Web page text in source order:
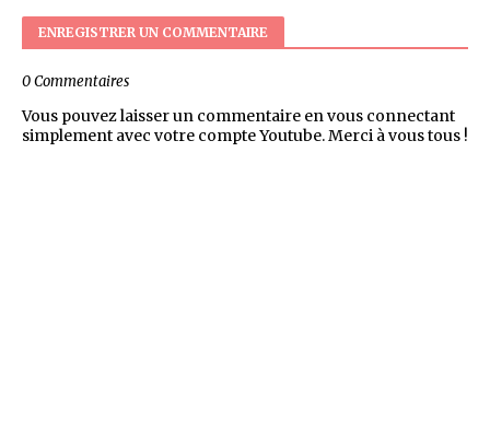
ENREGISTRER UN COMMENTAIRE
0 Commentaires
Vous pouvez laisser un commentaire en vous connectant
simplement avec votre compte Youtube. Merci à vous tous !